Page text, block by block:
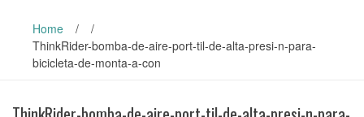
Home /
/
ThinkRider-bomba-de-aire-port-til-de-alta-presi-n-para-
bicicleta-de-monta-a-con